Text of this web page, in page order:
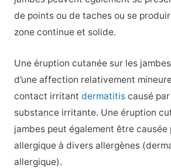
de points ou de taches ou se
zone continue et solide.
Une éruption cutanée sur les
d’une affection relativement
contact irritant dermatitiscausé par
substance irritante. Une éruption
jambes peut également être causée
allergique à divers allergènes
allergique).